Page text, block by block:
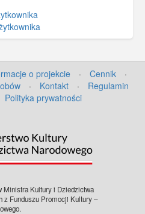
o projekcie · Cennik
·
· Kontakt ·
Regulamin
Polityka prywatności
Ministra Kultury i Dziedzictwa
z Funduszu Promocji Kultury –